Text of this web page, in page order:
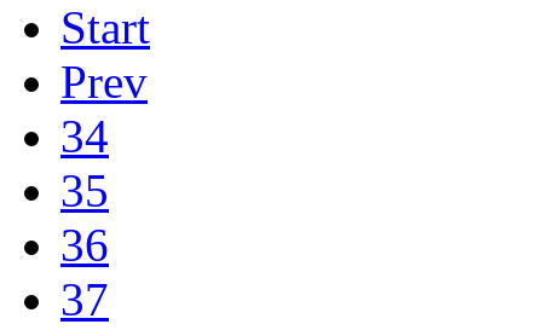
Start
Prev
34
35
36
37